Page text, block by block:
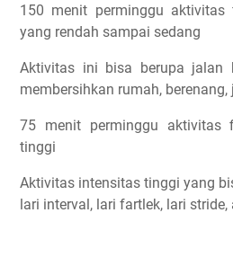
150 menit perminggu aktivitas
yang rendah sampai sedang
Aktivitas ini bisa berupa jalan
membersihkan rumah, berenang,
75 menit perminggu aktivitas
tinggi
Aktivitas intensitas tinggi yang
lari interval, lari fartlek, lari stride,